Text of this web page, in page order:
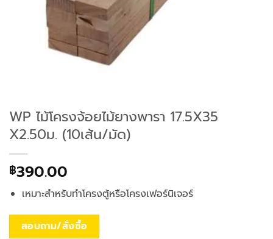
WP ไม้โครงจ้อยไม้ยางพารา 17.5X35
X2.50ม. (10เส้น/มัด)
฿390.00
เหมาะสำหรับทำโครงตู้หรือโครงเฟอร์นิเจอร์
สอบถาม/สั่งซื้อ